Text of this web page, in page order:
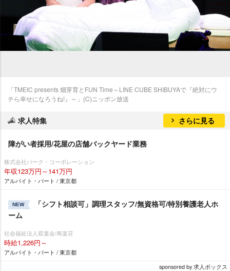
「TMEIC presents 畑芽育とFUN Time～LINE CUBE SHIBUYAで『絶対にウ
チら幸せになろうね!』～」(C)ニッポン放送
求人特集 さらに見る
障がい者採用/花屋の店舗バックヤード業務
株式会社パーク・コーポレーション
年収123万円～141万円
アルバイト・パート / 東京都
NEW
「シフト相談可」調理スタッフ/無資格可/特別養護老人ホ
ーム
社会福祉法人双葉会/寿楽荘
時給1,226円～
アルバイト・パート / 東京都
sponsored by 求人ボックス